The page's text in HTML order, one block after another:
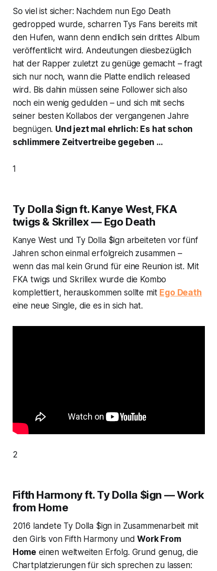
So viel ist sicher: Nachdem nun Ego Death
gedropped wurde, scharren Tys Fans bereits mit
den Hufen, wann denn endlich sein drittes Album
veröffentlicht wird. Andeutungen diesbezüglich
hat der Rapper zuletzt zu genüge gemacht – fragt
sich nur noch, wann die Platte endlich released
wird. Bis dahin müssen seine Follower sich also
noch ein wenig gedulden – und sich mit sechs
seiner besten Kollabos der vergangenen Jahre
begnügen. Und jezt mal ehrlich: Es hat schon
schlimmere Zeitvertreibe gegeben …
1
Ty Dolla $ign ft. Kanye West, FKA
twigs & Skrillex — Ego Death
Kanye West und Ty Dolla $ign arbeiteten vor fünf
Jahren schon einmal erfolgreich zusammen –
wenn das mal kein Grund für eine Reunion ist. Mit
FKA twigs und Skrillex wurde die Kombo
komplettiert, herauskommen sollte mit Ego Death
eine neue Single, die es in sich hat.
2
Fifth Harmony ft. Ty Dolla $ign — Work
from Home
2016 landete Ty Dolla $ign in Zusammenarbeit mit
den Girls von Fifth Harmony undWork From
Home einen weltweiten Erfolg. Grund genug, die
Chartplatzierungen für sich sprechen zu lassen: